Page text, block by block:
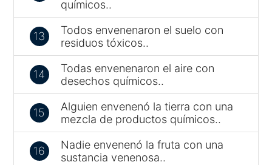
químicos..
13
Todos envenenaron el suelo con
residuos tóxicos..
14
Todas envenenaron el aire con
desechos químicos..
15
Alguien envenenó la tierra con una
mezcla de productos químicos..
16
Nadie envenenó la fruta con una
sustancia venenosa..